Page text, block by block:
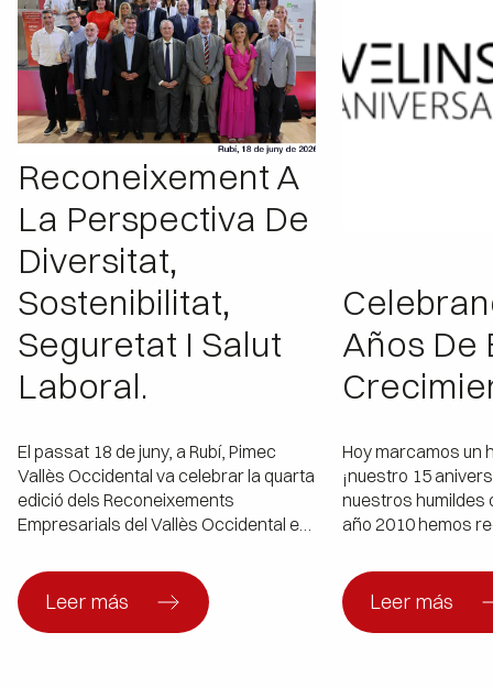
Reconeixement A
La Perspectiva De
Diversitat,
Sostenibilitat,
Seguretat I Salut
Laboral.
El passat 18 de juny, a Rubí, Pimec
Vallès Occidental va celebrar la quarta
edició dels Reconeixements
Empresarials del Vallès Occidental en
empresaris i empresàries de la
comarca. L’entitat ha posat en valor el
talent, la innovació i el compromís de
Leer más
Años De
Hoy marcamos un
¡nuestro 15
nuestros humildes
año 2010 hemos
grandes logros.
compromiso y
talentoso equipo.
Leer más